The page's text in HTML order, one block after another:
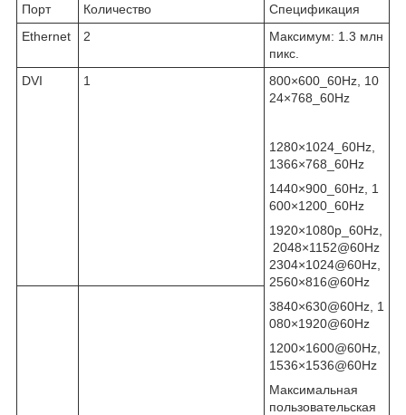
Порт Количество
Спецификация
Ethernet
2
Максимум: 1.3 млн
пикс.
DVI
1
800×600_60Hz, 10
24×768_60Hz
1280×1024_60Hz,
1366×768_60Hz
1440×900_60Hz, 1
600×1200_60Hz
1920×1080p_60Hz,
2048×1152@60Hz
2304×1024@60Hz,
2560×816@60Hz
3840×630@60Hz, 1
080×1920@60Hz
1200×1600@60Hz,
1536×1536@60Hz
Максимальная
пользовательская